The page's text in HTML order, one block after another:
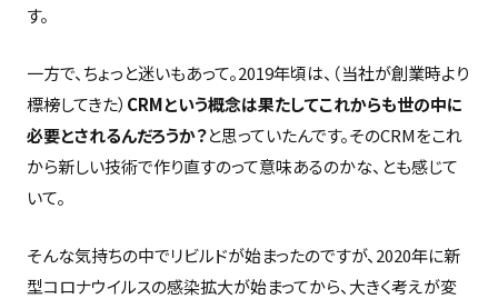
す。
一方で、ちょっと迷いもあって。2019年頃は、（当社が創業時より
標榜してきた） CRMという概念は果たしてこれからも世の中に
必要とされるんだろうか？と思っていたんです。そのCRMをこれ
から新しい技術で作り直すのって意味あるのかな、とも感じて
いて。
そんな気持ちの中でリビルドが始まったのですが、2020年に新
型コロナウイルスの感染拡大が始まってから、大きく考えが変